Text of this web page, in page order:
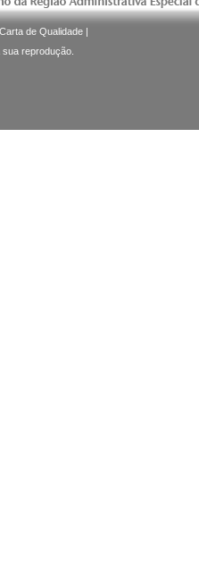
Carta de Qualidade |
reprodução.